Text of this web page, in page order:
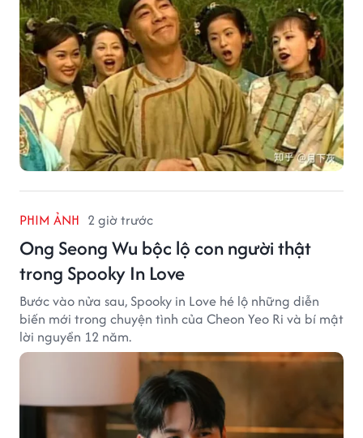
PHIM ẢNH 2 giờ trước
Ong Seong Wu bộc lộ con người thật
trong Spooky In Love
Bước vào nửa sau, Spooky in Love hé lộ những diễn
biến mới trong chuyện tình của Cheon Yeo Ri và bí mật
lời nguyền 12 năm.